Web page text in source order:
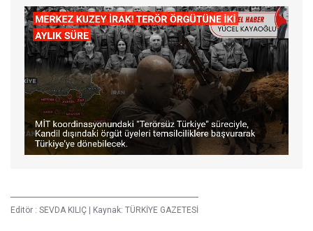
Editör : SEVDA KILIÇ | Kaynak: TÜRKİYE GAZETESİ